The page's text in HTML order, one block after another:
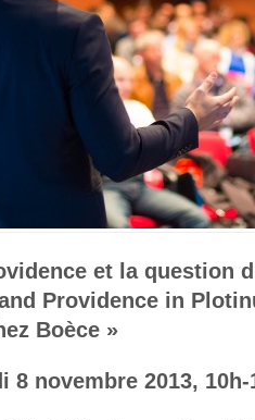
et la question
Providence in
Boèce »
8 novembre 2013,